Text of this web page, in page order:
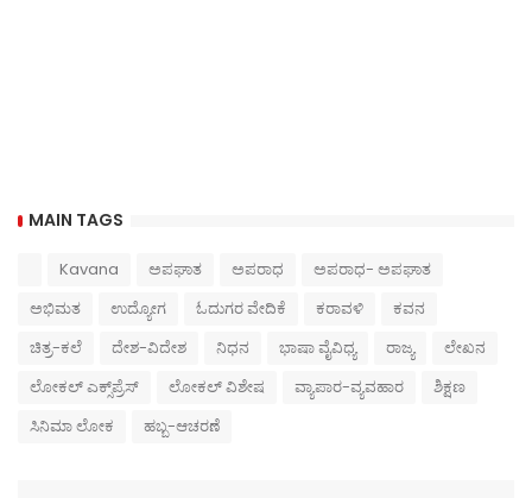
MAIN TAGS
Kavana ಅಪಘಾತ ಅಪರಾಧ
ಅಪರಾಧ- ಅಪಘಾತ
ಅಭಿಮತ
ಉದ್ಯೋಗ ಓದುಗರ ವೇದಿಕೆ ಕರಾವಳಿ
ಕವನ
ಚಿತ್ರ-ಕಲೆ
ದೇಶ-ವಿದೇಶ ನಿಧನ ಭಾಷಾ ವೈವಿಧ್ಯ ರಾಜ್ಯ
ಲೇಖನ
ಲೋಕಲ್ ಎಕ್ಸ್‌ಪ್ರೆಸ್
ಲೋಕಲ್ ವಿಶೇಷ ವ್ಯಾಪಾರ-ವ್ಯವಹಾರ
ಶಿಕ್ಷಣ
ಸಿನಿಮಾ ಲೋಕ
ಹಬ್ಬ-ಆಚರಣೆ